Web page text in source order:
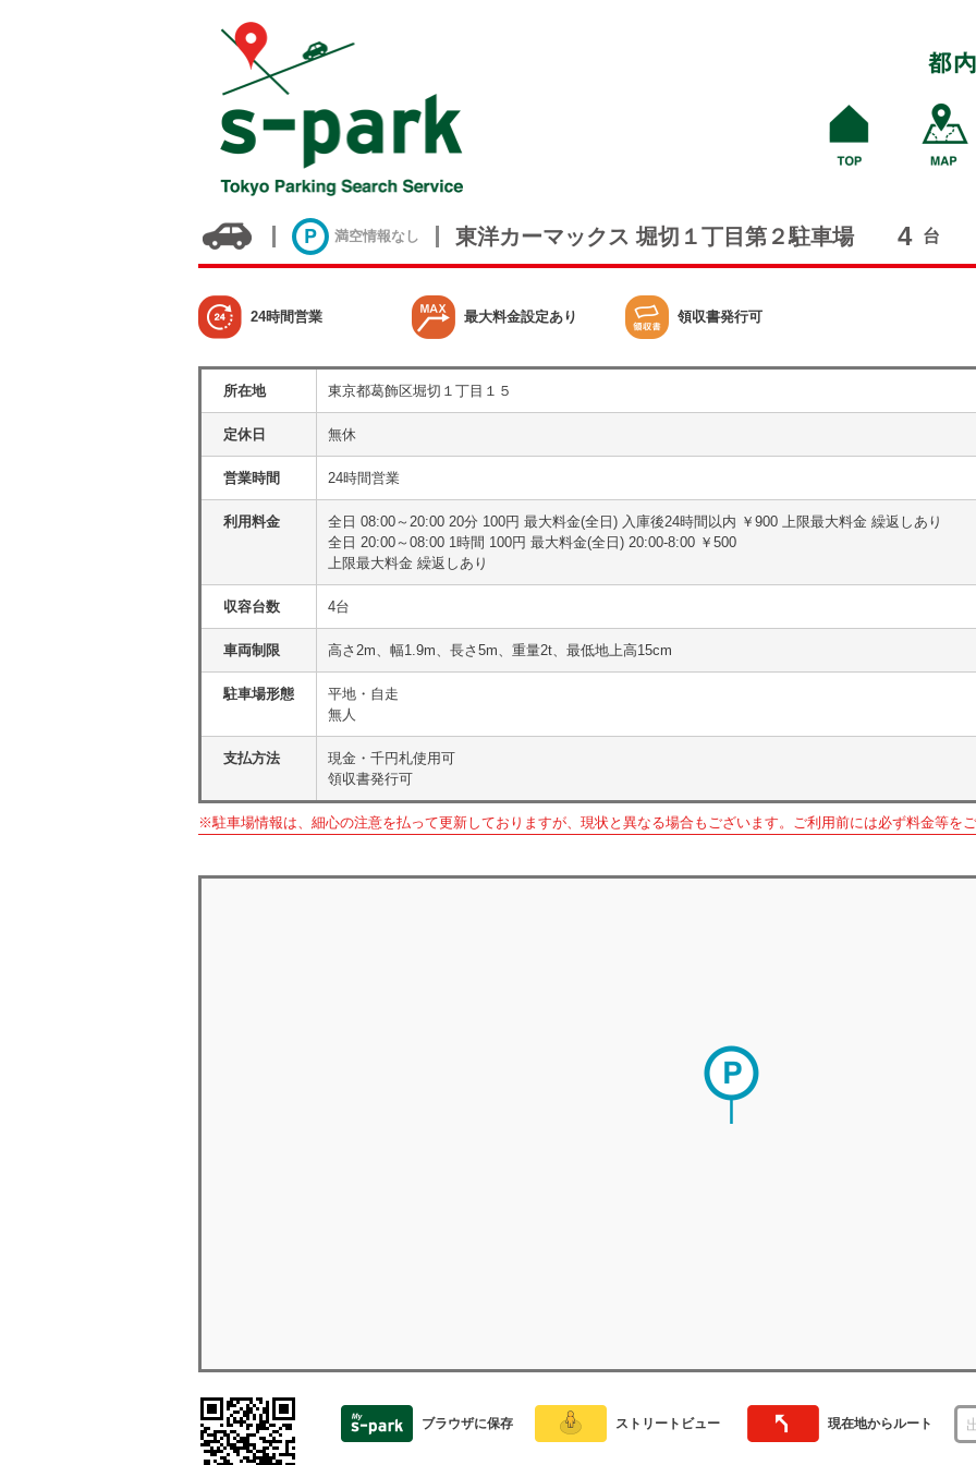
満空情報なし 東洋カーマックス 堀切１丁目第２駐車場 4 台
24時間営業 最大料金設定あり 領収書発行可
所在地 東京都葛飾区堀切１丁目１５
定休日 無休
営業時間 24時間営業
利用料金
全日 08:00～20:00 20分 100円 最大料金(全日) 入庫後24時間以内 ￥900 上限最大料金 繰返しあり
全日 20:00～08:00 1時間 100円 最大料金(全日) 20:00-8:00 ￥500
上限最大料金 繰返しあり
収容台数 4台
車両制限 高さ2m、幅1.9m、長さ5m、重量2t、最低地上高15cm
駐車場形態
平地・自走
無人
支払方法
現金・千円札使用可
領収書発行可
※駐車場情報は、細心の注意を払って更新しておりますが、現状と異なる場合もございます。ご利用前には必ず料金等をご
ブラウザに保存 ストリートビュー 現在地からルート